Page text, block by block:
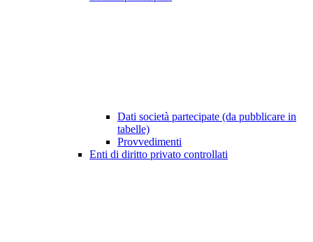
Dati società partecipate (da pubblicare in
tabelle)
Provvedimenti
Enti di diritto privato controllati